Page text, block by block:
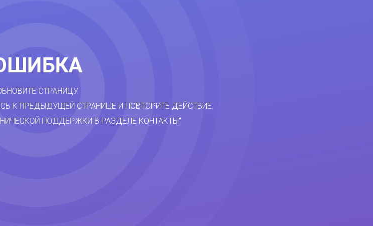
СТРАНИЦУ.
К ПРЕДЫДУЩЕЙ СТРАНИЦЕ И ПОВТОРИТЕ ДЕЙСТВИЕ.
ПОДДЕРЖКИ В РАЗДЕЛЕ КОНТАКТЫ"